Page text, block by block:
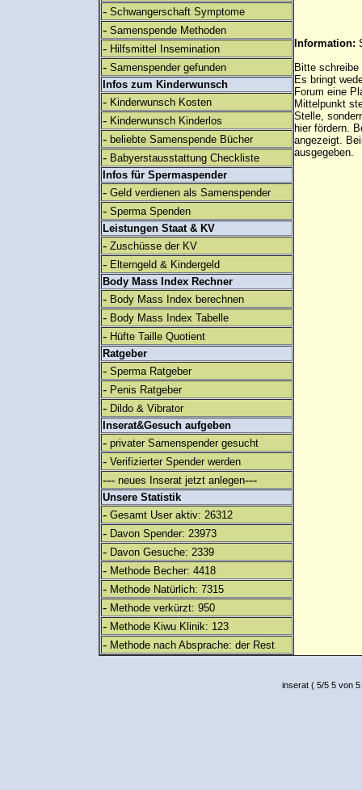
- Schwangerschaft Symptome
- Samenspende Methoden
- Hilfsmittel Insemination
- Samenspender gefunden
Infos zum Kinderwunsch
- Kinderwunsch Kosten
- Kinderwunsch Kinderlos
- beliebte Samenspende Bücher
- Babyerstausstattung Checkliste
Infos für Spermaspender
- Geld verdienen als Samenspender
- Sperma Spenden
Leistungen Staat & KV
- Zuschüsse der KV
- Elterngeld & Kindergeld
Body Mass Index Rechner
- Body Mass Index berechnen
- Body Mass Index Tabelle
- Hüfte Taille Quotient
Ratgeber
- Sperma Ratgeber
- Penis Ratgeber
- Dildo & Vibrator
Inserat&Gesuch aufgeben
- privater Samenspender gesucht
- Verifizierter Spender werden
--- neues Inserat jetzt anlegen---
Unsere Statistik
- Gesamt User aktiv: 26312
- Davon Spender: 23973
- Davon Gesuche: 2339
- Methode Becher: 4418
- Methode Natürlich: 7315
- Methode verkürzt: 950
- Methode Kiwu Klinik: 123
- Methode nach Absprache: der Rest
Information:
Bitte
Es bringt
Forum eine
Mittelpunkt
Stelle,
hier fördern.
angezeigt.
ausgegeben.
inserat( 5/5 5 von 5